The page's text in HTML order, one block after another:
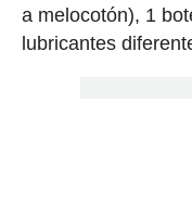
a melocotón), 1
lubricantes